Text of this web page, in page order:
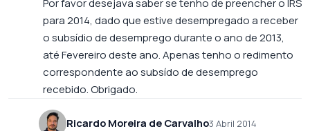
para 2014, dado que estive desempregado a receber
o subsídio de desemprego durante o ano de 2013,
até Fevereiro deste ano. Apenas tenho o redimento
correspondente ao subsído de desemprego
recebido. Obrigado.
Ricardo Moreira de Carvalho3 Abril 2014